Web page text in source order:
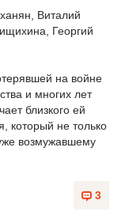
Виталий
Георгий
на войне
и многих лет
близкого ей
который не только
возмужавшему
3